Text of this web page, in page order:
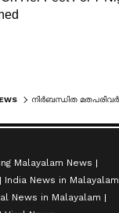
Malayalam News
India News in Malayalam
News in Malayalam